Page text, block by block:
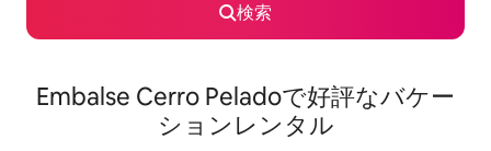
検索
Embalse Cerro Peladoで好評なバケー
ションレンタル